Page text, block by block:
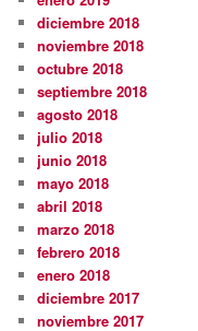
diciembre 2018
noviembre 2018
octubre 2018
septiembre 2018
agosto 2018
julio 2018
junio 2018
mayo 2018
abril 2018
marzo 2018
febrero 2018
enero 2018
diciembre 2017
noviembre 2017